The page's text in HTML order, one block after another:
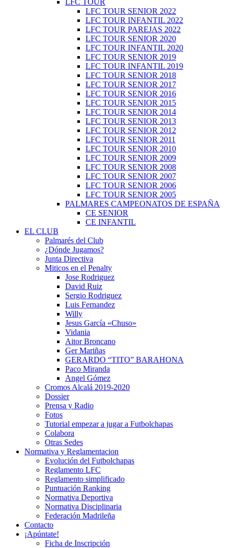
LFC TOUR
LFC TOUR SENIOR 2022
LFC TOUR INFANTIL 2022
LFC TOUR PAREJAS 2022
LFC TOUR SENIOR 2020
LFC TOUR INFANTIL 2020
LFC TOUR SENIOR 2019
LFC TOUR INFANTIL 2019
LFC TOUR SENIOR 2018
LFC TOUR SENIOR 2017
LFC TOUR SENIOR 2016
LFC TOUR SENIOR 2015
LFC TOUR SENIOR 2014
LFC TOUR SENIOR 2013
LFC TOUR SENIOR 2012
LFC TOUR SENIOR 2011
LFC TOUR SENIOR 2010
LFC TOUR SENIOR 2009
LFC TOUR SENIOR 2008
LFC TOUR SENIOR 2007
LFC TOUR SENIOR 2006
LFC TOUR SENIOR 2005
PALMARES CAMPEONATOS DE ESPAÑA
CE SENIOR
CE INFANTIL
EL CLUB
Palmarés del Club
¿Dónde Jugamos?
Junta Directiva
Miticos en el Penalty
Jose Rodriguez
David Ruiz
Sergio Rodriguez
Luis Fernandez
Willy
Jesus García «Chuso»
Vidania
Aitor Broncano
Ger Mariñas
GERARDO “TITO” BARAHONA
Paco Miranda
Angel Gómez
Cromos Alcalá 2019-2020
Dossier
Prensa y Radio
Fotos
Tutorial empezar a jugar a Futbolchapas
Colabora
Otras Sedes
Normativa y Reglamentacion
Evolución del Futbolchapas
Reglamento LFC
Reglamento simplificado
Puntuación Ranking
Normativa Deportiva
Normativa Disciplinaria
Federación Madrileña
Contacto
¡Apúntate!
Ficha de Inscripción